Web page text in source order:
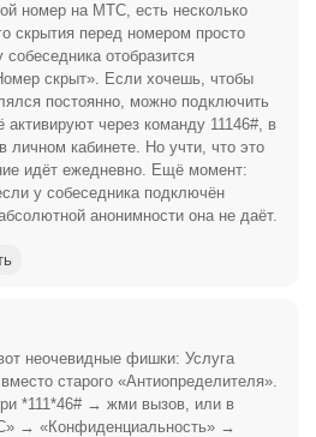
номер на МТС, есть несколько
скрытия перед номером просто
отобразится
скрыт». Если хочешь, чтобы
постоянно, можно подключить
через команду 11146#, в
кабинете. Но учти, что это
идёт ежедневно. Ещё момент:
у собеседника подключён
анонимности она не даёт.
неочевидные фишки: Услуга
старого «Антиопределителя».
*111*46# → жми вызов, или в
→ «Конфиденциальность» →
свои промокоды для публикации.